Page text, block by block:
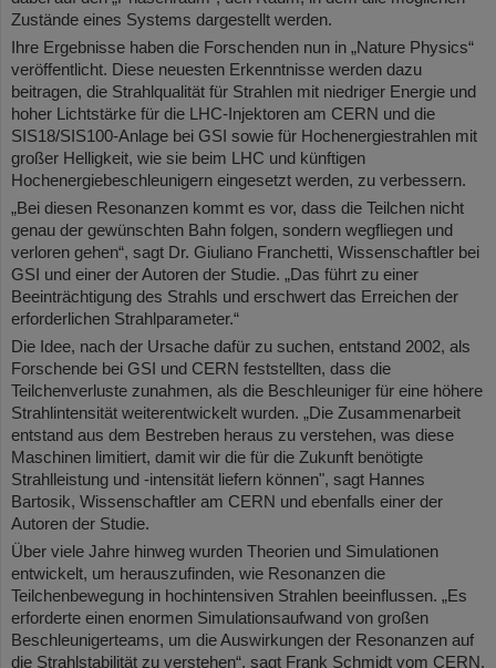
Zustände eines Systems dargestellt werden.
Ihre Ergebnisse haben die Forschenden nun in „Nature Physics“
veröffentlicht. Diese neuesten Erkenntnisse werden dazu
beitragen, die Strahlqualität für Strahlen mit niedriger Energie und
hoher Lichtstärke für die LHC-Injektoren am CERN und die
SIS18/SIS100-Anlage bei GSI sowie für Hochenergiestrahlen mit
großer Helligkeit, wie sie beim LHC und künftigen
Hochenergiebeschleunigern eingesetzt werden, zu verbessern.
„Bei diesen Resonanzen kommt es vor, dass die Teilchen nicht
genau der gewünschten Bahn folgen, sondern wegfliegen und
verloren gehen“, sagt Dr. Giuliano Franchetti, Wissenschaftler bei
GSI und einer der Autoren der Studie. „Das führt zu einer
Beeinträchtigung des Strahls und erschwert das Erreichen der
erforderlichen Strahlparameter.“
Die Idee, nach der Ursache dafür zu suchen, entstand 2002, als
Forschende bei GSI und CERN feststellten, dass die
Teilchenverluste zunahmen, als die Beschleuniger für eine höhere
Strahlintensität weiterentwickelt wurden. „Die Zusammenarbeit
entstand aus dem Bestreben heraus zu verstehen, was diese
Maschinen limitiert, damit wir die für die Zukunft benötigte
Strahlleistung und -intensität liefern können", sagt Hannes
Bartosik, Wissenschaftler am CERN und ebenfalls einer der
Autoren der Studie.
Über viele Jahre hinweg wurden Theorien und Simulationen
entwickelt, um herauszufinden, wie Resonanzen die
Teilchenbewegung in hochintensiven Strahlen beeinflussen. „Es
erforderte einen enormen Simulationsaufwand von großen
Beschleunigerteams, um die Auswirkungen der Resonanzen auf
die Strahlstabilität zu verstehen“, sagt Frank Schmidt vom CERN,